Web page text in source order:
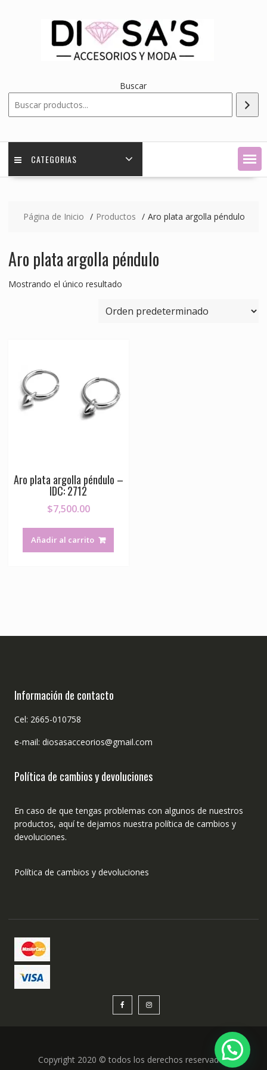
Buscar
CATEGORIAS
Página de Inicio Productos Aro plata argolla péndulo
Aro plata argolla péndulo
Mostrando el único resultado
Aro plata argolla péndulo –
IDC: 2712
$7,500.00
Añadir al carrito
Información de contacto
Cel: 2665-010758
e-mail: diosasacceorios@gmail.com
Política de cambios y devoluciones
En caso de que tengas problemas con algunos de nuestros
productos, aquí te dejamos nuestra política de cambios y
devoluciones.
Política de cambios y devoluciones
Copyright 2020 © todos los derechos reservados